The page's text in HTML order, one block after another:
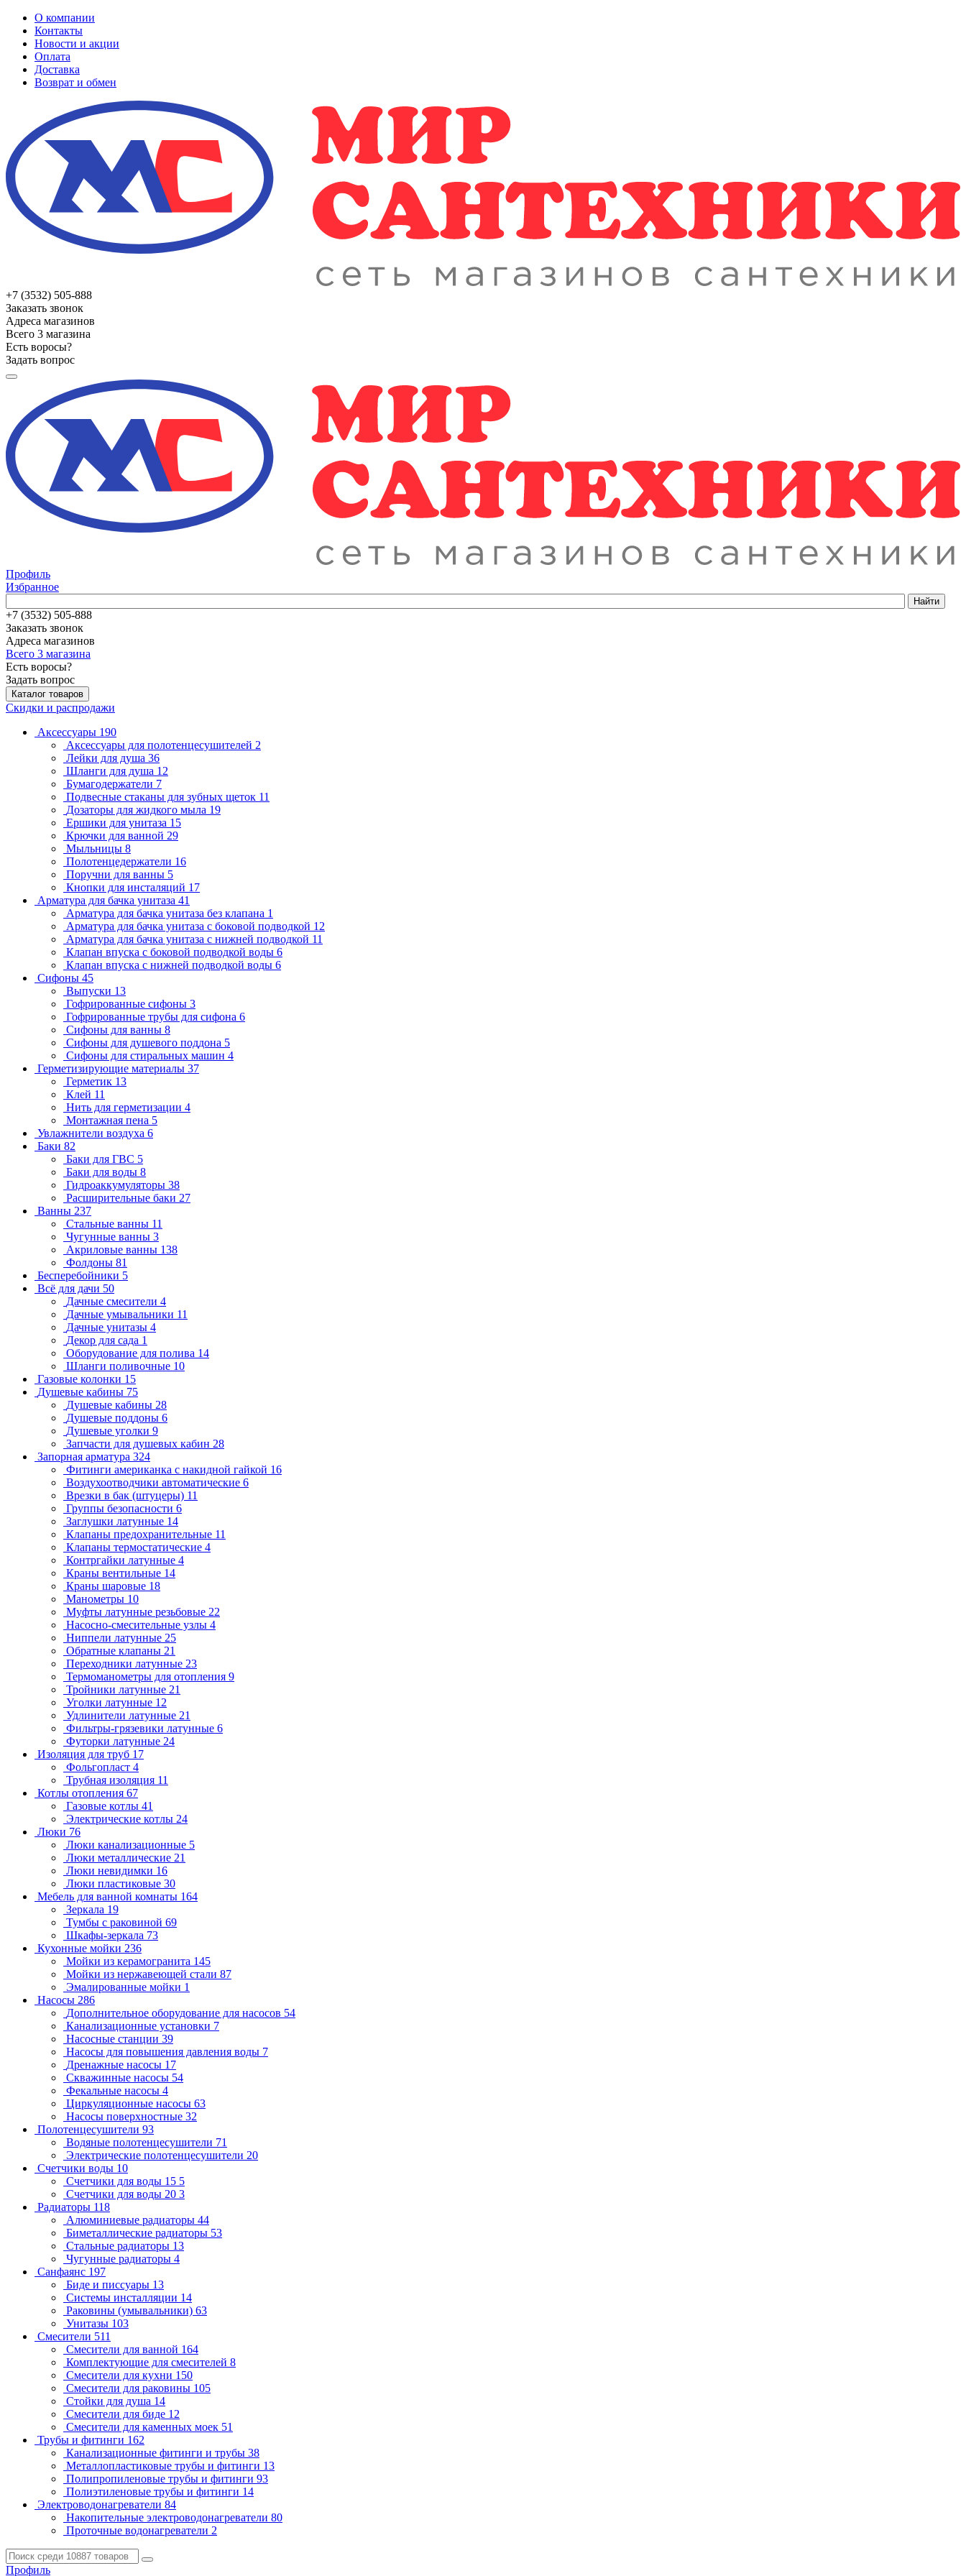
О компании
Контакты
Новости и акции
Оплата
Доставка
Возврат и обмен
+7 (3532) 505-888
Заказать звонок
Адреса магазинов
Всего 3 магазина
Есть воросы?
Задать вопрос
Профиль
Избранное
Найти
+7 (3532) 505-888
Заказать звонок
Адреса магазинов
Всего 3 магазина
Есть воросы?
Задать вопрос
Каталог товаров
Скидки и распродажи
Аксессуары 190
Аксессуары для полотенцесушителей 2
Лейки для душа 36
Шланги для душа 12
Бумагодержатели 7
Подвесные стаканы для зубных щеток 11
Дозаторы для жидкого мыла 19
Ершики для унитаза 15
Крючки для ванной 29
Мыльницы 8
Полотенцедержатели 16
Поручни для ванны 5
Кнопки для инсталяций 17
Арматура для бачка унитаза 41
Арматура для бачка унитаза без клапана 1
Арматура для бачка унитаза с боковой подводкой 12
Арматура для бачка унитаза с нижней подводкой 11
Клапан впуска с боковой подводкой воды 6
Клапан впуска с нижней подводкой воды 6
Сифоны 45
Выпуски 13
Гофрированные сифоны 3
Гофрированные трубы для сифона 6
Сифоны для ванны 8
Сифоны для душевого поддона 5
Сифоны для стиральных машин 4
Герметизирующие материалы 37
Герметик 13
Клей 11
Нить для герметизации 4
Монтажная пена 5
Увлажнители воздуха 6
Баки 82
Баки для ГВС 5
Баки для воды 8
Гидроаккумуляторы 38
Расширительные баки 27
Ванны 237
Стальные ванны 11
Чугунные ванны 3
Акриловые ванны 138
Фолдоны 81
Бесперебойники 5
Всё для дачи 50
Дачные смесители 4
Дачные умывальники 11
Дачные унитазы 4
Декор для сада 1
Оборудование для полива 14
Шланги поливочные 10
Газовые колонки 15
Душевые кабины 75
Душевые кабины 28
Душевые поддоны 6
Душевые уголки 9
Запчасти для душевых кабин 28
Запорная арматура 324
Фитинги американка с накидной гайкой 16
Воздухоотводчики автоматические 6
Врезки в бак (штуцеры) 11
Группы безопасности 6
Заглушки латунные 14
Клапаны предохранительные 11
Клапаны термостатические 4
Контргайки латунные 4
Краны вентильные 14
Краны шаровые 18
Манометры 10
Муфты латунные резьбовые 22
Насосно-смесительные узлы 4
Ниппели латунные 25
Обратные клапаны 21
Переходники латунные 23
Термоманометры для отопления 9
Тройники латунные 21
Уголки латунные 12
Удлинители латунные 21
Фильтры-грязевики латунные 6
Футорки латунные 24
Изоляция для труб 17
Фольгопласт 4
Трубная изоляция 11
Котлы отопления 67
Газовые котлы 41
Электрические котлы 24
Люки 76
Люки канализационные 5
Люки металлические 21
Люки невидимки 16
Люки пластиковые 30
Мебель для ванной комнаты 164
Зеркала 19
Тумбы с раковиной 69
Шкафы-зеркала 73
Кухонные мойки 236
Мойки из керамогранита 145
Мойки из нержавеющей стали 87
Эмалированные мойки 1
Насосы 286
Дополнительное оборудование для насосов 54
Канализационные установки 7
Насосные станции 39
Насосы для повышения давления воды 7
Дренажные насосы 17
Скважинные насосы 54
Фекальные насосы 4
Циркуляционные насосы 63
Насосы поверхностные 32
Полотенцесушители 93
Водяные полотенцесушители 71
Электрические полотенцесушители 20
Счетчики воды 10
Счетчики для воды 15 5
Счетчики для воды 20 3
Радиаторы 118
Алюминиевые радиаторы 44
Биметаллические радиаторы 53
Стальные радиаторы 13
Чугунные радиаторы 4
Санфаянс 197
Биде и писсуары 13
Системы инсталляции 14
Раковины (умывальники) 63
Унитазы 103
Смесители 511
Смесители для ванной 164
Комплектующие для смесителей 8
Смесители для кухни 150
Смесители для раковины 105
Стойки для душа 14
Смесители для биде 12
Смесители для каменных моек 51
Трубы и фитинги 162
Канализационные фитинги и трубы 38
Металлопластиковые трубы и фитинги 13
Полипропиленовые трубы и фитинги 93
Полиэтиленовые трубы и фитинги 14
Электроводонагреватели 84
Накопительные электроводонагреватели 80
Проточные водонагреватели 2
Профиль